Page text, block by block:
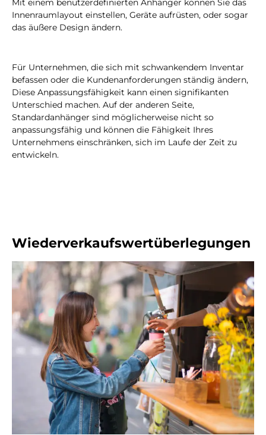
Mit einem benutzerdefinierten Anhänger können Sie das
Innenraumlayout einstellen, Geräte aufrüsten, oder sogar
das äußere Design ändern.
Für Unternehmen, die sich mit schwankendem Inventar
befassen oder die Kundenanforderungen ständig ändern,
Diese Anpassungsfähigkeit kann einen signifikanten
Unterschied machen. Auf der anderen Seite,
Standardanhänger sind möglicherweise nicht so
anpassungsfähig und können die Fähigkeit Ihres
Unternehmens einschränken, sich im Laufe der Zeit zu
entwickeln.
Wiederverkaufswertüberlegungen